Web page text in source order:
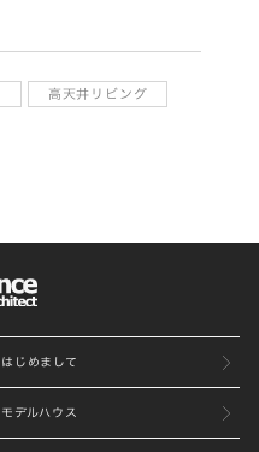
高天井リビング
はじめまして
モデルハウス